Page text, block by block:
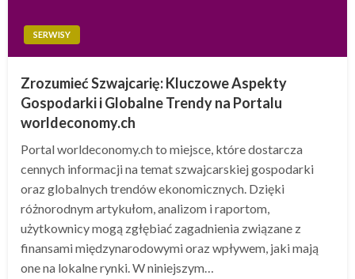
SERWISY
Zrozumieć Szwajcarię: Kluczowe Aspekty
Gospodarki i Globalne Trendy na Portalu
worldeconomy.ch
Portal worldeconomy.ch to miejsce, które dostarcza
cennych informacji na temat szwajcarskiej gospodarki
oraz globalnych trendów ekonomicznych. Dzięki
różnorodnym artykułom, analizom i raportom,
użytkownicy mogą zgłębiać zagadnienia związane z
finansami międzynarodowymi oraz wpływem, jaki mają
one na lokalne rynki. W niniejszym…